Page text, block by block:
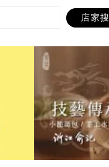
昏，帶來無限
寵的生命走到
得體面、安心
長們心中最重要